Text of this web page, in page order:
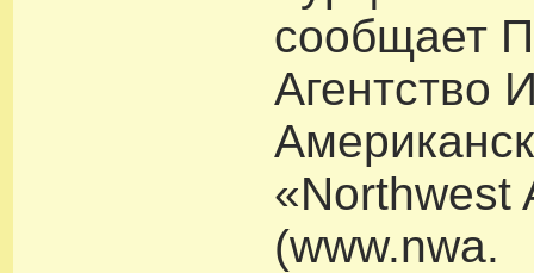
сообщает
Агентство
«Northwest
(www.nwa.